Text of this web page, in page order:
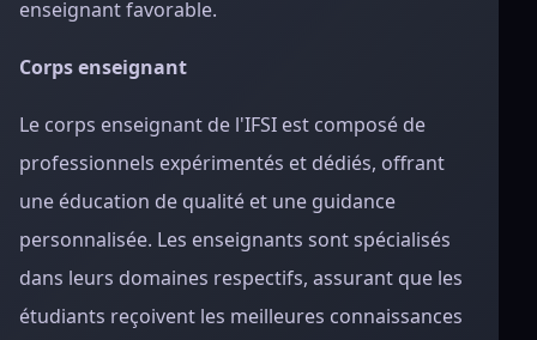
enseignant favorable.
Corps enseignant
Le corps enseignant de l'IFSI est composé de
professionnels expérimentés et dédiés, offrant
une éducation de qualité et une guidance
personnalisée. Les enseignants sont spécialisés
dans leurs domaines respectifs, assurant que les
étudiants reçoivent les meilleures connaissances